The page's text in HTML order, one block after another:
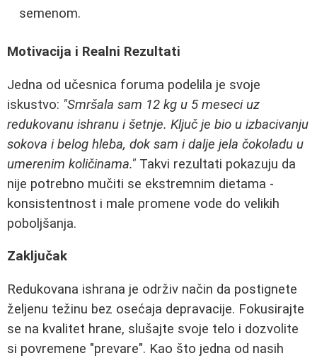
semenom.
Motivacija i Realni Rezultati
Jedna od učesnica foruma podelila je svoje
iskustvo: "Smršala sam 12 kg u 5 meseci uz
redukovanu ishranu i šetnje. Ključ je bio u izbacivanju
sokova i belog hleba, dok sam i dalje jela čokoladu u
umerenim količinama." Takvi rezultati pokazuju da
nije potrebno mučiti se ekstremnim dietama -
konsistentnost i male promene vode do velikih
poboljšanja.
Zaključak
Redukovana ishrana je održiv način da postignete
željenu težinu bez osećaja depravacije. Fokusirajte
se na kvalitet hrane, slušajte svoje telo i dozvolite
si povremene "prevare". Kao što jedna od nasih